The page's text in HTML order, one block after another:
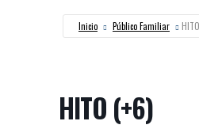
Inicio Público Familiar
HITO (+6)